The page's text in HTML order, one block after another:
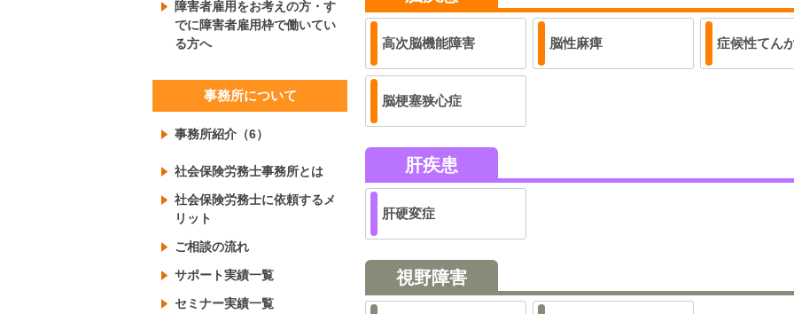
高次脳機能障害 脳性麻痺 症候性てん
脳梗塞狭心症
肝疾患
肝硬変症
視野障害
障害者雇用をお考えの方・す
でに障害者雇用枠で働いてい
る方へ
事務所について
事務所紹介（6）
社会保険労務士事務所とは
社会保険労務士に依頼するメ
リット
ご相談の流れ
サポート実績一覧
セミナー実績一覧